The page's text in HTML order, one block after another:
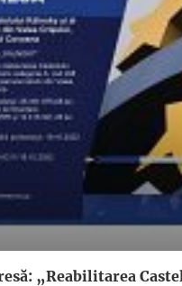
„Reabilitarea